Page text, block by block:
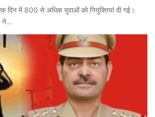
दिन में 800 से अधिक युवाओं को नियुक्तियां दी गई।
ने…